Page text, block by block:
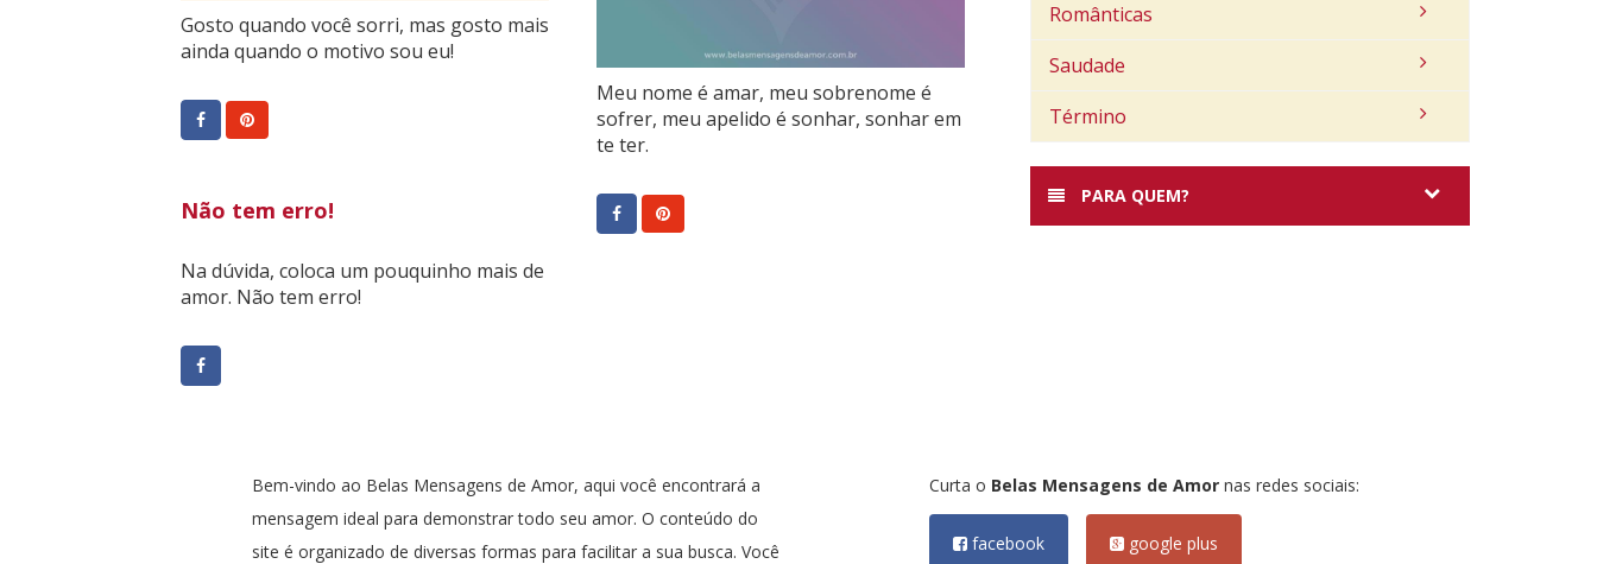
Gosto quando você sorri, mas gosto mais
ainda quando o motivo sou eu!
Meu nome é amar, meu sobrenome é
sofrer, meu apelido é sonhar, sonhar em
te ter.
Não tem erro!
Na dúvida, coloca um pouquinho mais de
amor. Não tem erro!
Românticas
Saudade
Término
PARA QUEM?
Bem-vindo ao Belas Mensagens de Amor, aqui você encontrará a
mensagem ideal para demonstrar todo seu amor. O conteúdo do
site é organizado de diversas formas para facilitar a sua busca. Você
Curta o Belas Mensagens de Amor nas redes sociais:
facebook google plus